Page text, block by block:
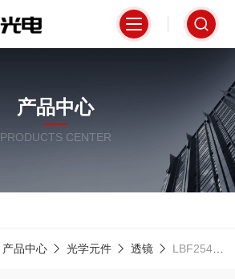
产品中心
PRODUCTS CENTER
产品中心 光学元件 透镜 LBF254-040球面透镜，N-BK7，Ø1英寸